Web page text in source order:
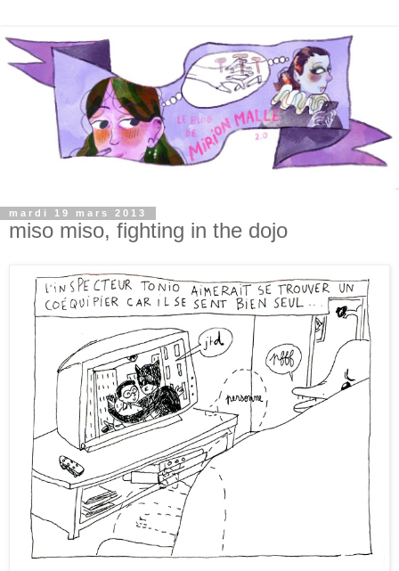
mardi 19 mars 2013
miso miso, fighting in the dojo